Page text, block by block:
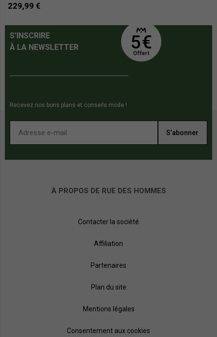
229,99 €
S'INSCRIRE
À LA NEWSLETTER
Recevez nos bons plans et conseils mode !
S’abonner
À PROPOS DE RUE DES HOMMES
Contacter la société
Affiliation
Partenaires
Plan du site
Mentions légales
Consentement aux cookies